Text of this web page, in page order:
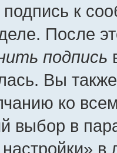
к
После
подпись
Вы
ко
выбор в